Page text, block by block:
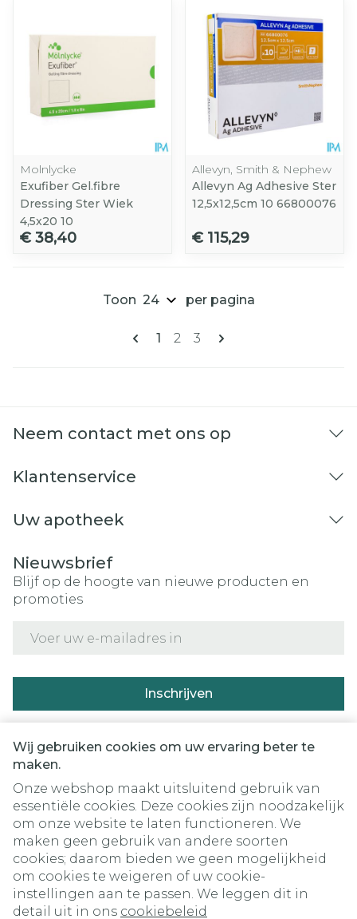
Wij gebruiken cookies om uw ervaring beter te
maken.
Onze webshop maakt uitsluitend gebruik van
essentiële cookies. Deze cookies zijn noodzakelijk
om onze website te laten functioneren. We
maken geen gebruik van andere soorten
cookies; daarom bieden we geen mogelijkheid
om cookies te weigeren of uw cookie-
instellingen aan te passen. We leggen dit in
detail uit in ons cookiebeleid
Molnlycke
Exufiber Gel.fibre
Dressing Ster Wiek
4,5x20 10
€ 38,40
Allevyn, Smith & Nephew
Allevyn Ag Adhesive Ster
12,5x12,5cm 10 66800076
€ 115,29
Pagina's
U lees momenteel pagina
1 Pagina
2 Pagina
3
Toon per pagina
Neem contact met ons op
Klantenservice
Uw apotheek
Nieuwsbrief
Blijf op de hoogte van nieuwe producten en
promoties
Inschrijven
nieuwsbrief en gaat u akkoord met onzeprivacy policy
Juridische links